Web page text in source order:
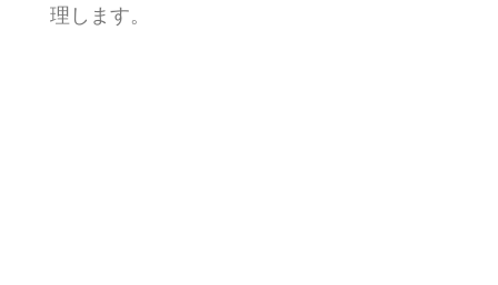
理します。